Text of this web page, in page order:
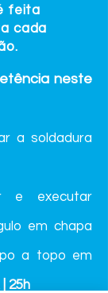
feita
cada
neste
a soldadura
e executar
em chapa
a topo em
| 25h